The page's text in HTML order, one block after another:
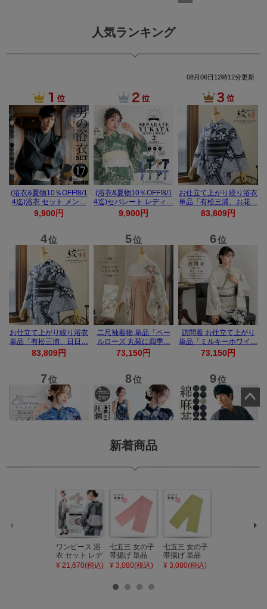
人気ランキング
新着商品
ワンピース 浴
衣 セット レデ
ィース 吸水速
¥ 21,670(税込)
七五三 女の子
帯揚げ 単品
「灰桃色」日
びあげ 和装 着
¥ 3,080(税込)
七五三 女の子
帯揚げ 単品
「若葉色」日
¥ 3,080(税込)
ペー